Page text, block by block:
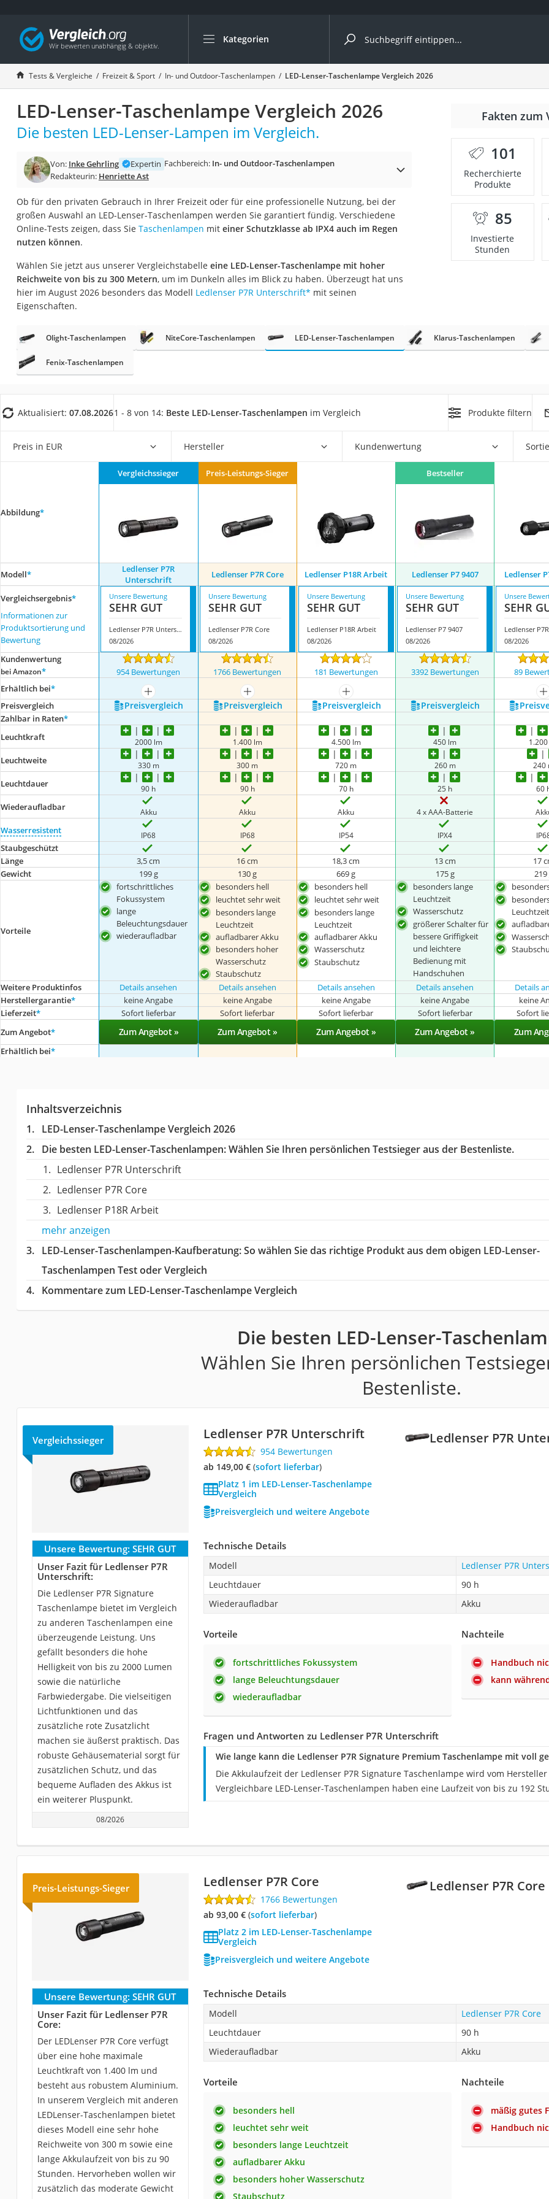
Kategorien
Die beliebtesten Vergleiche nach Kategorie
Freizeit & Sport
Gartentrampolin
Trampolin
Metalldetektor
Eufab-Fahrradträger
Trampolin 366 cm
Aluminium-Koffer
Futterboot
E-Bike-Dreirad
Trekkingschuhe Herren
Koffer
Wanderschuhe Herren
Sicherheitsweste Reiten
Service
Tests & Vergleiche Freizeit & Sport In- und Outdoor-Taschenlampen LED-Lenser-Taschenlampe Vergleich 2026
LED-Lenser-Taschenlampe Vergleich 2026
Die besten LED-Lenser-Lampen im Vergleich.
Von: Inke Gehrling Expertin Fachbereich: In- und Outdoor-Taschenlampen
Redakteurin: Henriette Ast
Ob für den privaten Gebrauch in Ihrer Freizeit oder für eine professionelle Nutzung, bei der
großen Auswahl an LED-Lenser-Taschenlampen werden Sie garantiert fündig. Verschiedene
Online-Tests zeigen, dass Sie Taschenlampen mit einer Schutzklasse ab IPX4 auch im Regen
nutzen können.
Wählen Sie jetzt aus unserer Vergleichstabelle eine LED-Lenser-Taschenlampe mit hoher
Reichweite von bis zu 300 Metern, um im Dunkeln alles im Blick zu haben. Überzeugt hat uns
hier im August 2026 besonders das Modell Ledlenser P7R Unterschrift* mit seinen
Eigenschaften.
Fakten zum
101
Recherchierte
Produkte
85
Investierte
Stunden
Olight-Taschenlampen NiteCore-Taschenlampen LED-Lenser-Taschenlampen Klarus-Taschenlampen
Fenix-Taschenlampen
Aktualisiert: 07.08.20261 - 8 von 14: Beste LED-Lenser-Taschenlampen im Vergleich Produkte filtern
Preis in EUR Hersteller Kundenwertung
Abbildung*
Vergleichssieger Preis-Leistungs-Sieger Bestseller
Modell*
Ledlenser P7R
Unterschrift
Ledlenser P7R Core Ledlenser P18R Arbeit Ledlenser ‎P7 9407 Ledlenser
Vergleichsergebnis*
Informationen zur
Produktsortierung und
Bewertung
Unsere Bewertung
SEHR GUT
Ledlenser P7R Unterschrift
08/2026
Unsere Bewertung
SEHR GUT
Ledlenser P7R Core
08/2026
Unsere Bewertung
SEHR GUT
Ledlenser P18R Arbeit
08/2026
Unsere Bewertung
SEHR GUT
Ledlenser ‎P7 9407
08/2026
Unsere
SEHR
Ledlenser
08/2026
Kundenwertung
bei Amazon* 954 Bewertungen 1766 Bewertungen 181 Bewertungen 3392 Bewertungen 89
Erhältlich bei*
mehr anzeigen mehr anzeigen mehr anzeigen
Preis­vergleich
Preis­vergleich Preis­vergleich Preis­vergleich Preis­vergleich
Zahlbar in Raten*
Leuchtkraft 2000 lm 1.400 lm 4.500 lm 450 lm
Leuchtweite 330 m 300 m 720 m 260 m 240
Leuchtdauer 90 h 90 h 70 h 25 h 60
Wiederaufladbar Akku Akku Akku 4 x AAA-Batterie
Wasserresistent IP68 IP68 IP54 IPX4
Staubgeschützt
Länge
3,5 cm 16 cm 18,3 cm 13 cm 17
Gewicht
199 g 130 g 669 g 175 g 219
Vorteile
fortschrittliches
Fokussystem
lange
Beleuchtungsdauer
wiederaufladbar
besonders hell
leuchtet sehr weit
besonders lange
Leuchtzeit
aufladbarer Akku
besonders hoher
Wasserschutz
Staubschutz
besonders hell
leuchtet sehr weit
besonders lange
Leuchtzeit
aufladbarer Akku
Wasserschutz
Staubschutz
besonders lange
Leuchtzeit
Wasserschutz
größerer Schalter für
bessere Griffigkeit
und leichtere
Bedienung mit
Handschuhen
Leuchtzeit
Weitere Produktinfos Details ansehen Details ansehen Details ansehen Details ansehen Details
Herstellergarantie* keine Angabe keine Angabe keine Angabe keine Angabe keine
Lieferzeit* Sofort lieferbar Sofort lieferbar Sofort lieferbar Sofort lieferbar Sofort
Zum Angebot* Zum Angebot » Zum Angebot » Zum Angebot » Zum Angebot » Zum
Erhältlich bei*
Inhaltsverzeichnis
LED-Lenser-Taschenlampe Vergleich 2026
Die besten LED-Lenser-Taschenlampen:Wählen Sie Ihren persönlichen Testsieger aus der Bestenliste.
Ledlenser P7R Unterschrift
Ledlenser P7R Core
Ledlenser P18R Arbeit
mehr anzeigen
LED-Lenser-Taschenlampen-Kaufberatung: So wählen Sie das richtige Produkt aus dem obigen LED-Lenser-
Taschenlampen Test oder Vergleich
Kommentare zum LED-Lenser-Taschenlampe Vergleich
Die besten LED-Lenser-
Wählen Sie Ihren persönlichen
Bestenliste.
Ledlenser P7R
Vergleichssieger Ledlenser P7R Unterschrift
954 Bewertungen
ab 149,00 €( Sofort lieferbar)
Platz 1 im LED-Lenser-Taschenlampe
Vergleich
Preisvergleich und weitere Angebote
Unsere Bewertung: SEHR GUT
Unser Fazit für Ledlenser P7R
Unterschrift:
Die Ledlenser P7R Signature
Taschenlampe bietet im Vergleich
zu anderen Taschenlampen eine
überzeugende Leistung. Uns
gefällt besonders die hohe
Helligkeit von bis zu 2000 Lumen
sowie die natürliche
Farbwiedergabe. Die vielseitigen
Lichtfunktionen und das
zusätzliche rote Zusatzlicht
machen sie äußerst praktisch. Das
robuste Gehäusematerial sorgt für
zusätzlichen Schutz, und das
bequeme Aufladen des Akkus ist
ein weiterer Pluspunkt.
08/2026
Technische Details
Modell
Ledlenser P7R
Leuchtdauer
90 h
Wiederaufladbar
Akku
Vorteile
fortschrittliches Fokussystem
lange Beleuchtungsdauer
wiederaufladbar
Nachteile
Handbuch
kann
Fragen und Antworten zu Ledlenser P7R Unterschrift
Wie lange kann die Ledlenser P7R Signature Premium Taschenlampe mit voll
Die Akkulaufzeit der Ledlenser P7R Signature Taschenlampe wird vom
Vergleichbare LED-Lenser-Taschenlampen haben eine Laufzeit von bis zu 192
Ledlenser P7R Core
Preis-Leistungs-Sieger Ledlenser P7R Core
1766 Bewertungen
ab 93,00 €( Sofort lieferbar)
Platz 2 im LED-Lenser-Taschenlampe
Vergleich
Preisvergleich und weitere Angebote
Unsere Bewertung: SEHR GUT
Unser Fazit für Ledlenser P7R
Core:
Der LEDLenser P7R Core verfügt
über eine hohe maximale
Leuchtkraft von 1.400 lm und
besteht aus robustem Aluminium.
In unserem Vergleich mit anderen
LEDLenser-Taschenlampen bietet
dieses Modell eine sehr hohe
Reichweite von 300 m sowie eine
lange Akkulaufzeit von bis zu 90
Stunden. Hervorheben wollen wir
zusätzlich das moderate Gewicht
Technische Details
Modell
Ledlenser P7R Core
Leuchtdauer
90 h
Wiederaufladbar
Akku
Vorteile
besonders hell
leuchtet sehr weit
besonders lange Leuchtzeit
aufladbarer Akku
besonders hoher Wasserschutz
Staubschutz
Nachteile
mäßig gutes
Handbuch